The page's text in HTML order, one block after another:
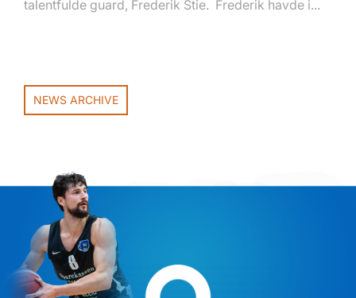
talentfulde guard, Frederik Stie. Frederik havde i...
NEWS ARCHIVE